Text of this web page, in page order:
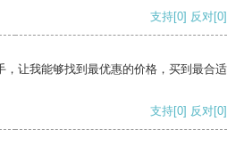
支持[0] 反对[0]
，让我能够找到最优惠的价格，买到最合适
支持[0] 反对[0]